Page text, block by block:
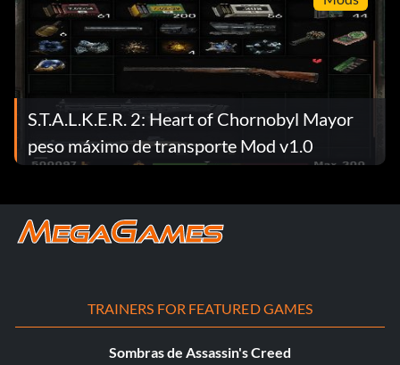
S.T.A.L.K.E.R. 2: Heart of Chornobyl Mayor
peso máximo de transporte Mod v1.0
TRAINERS FOR FEATURED GAMES
Sombras de Assassin's Creed